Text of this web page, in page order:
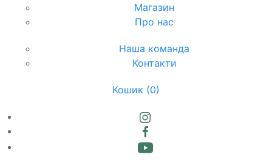
Магазин
Про нас
Наша команда
Контакти
Кошик (0)